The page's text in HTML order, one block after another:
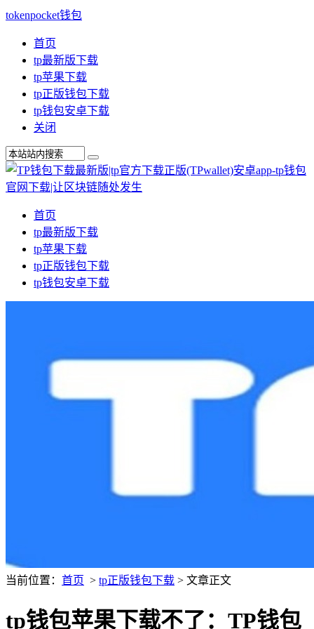
tokenpocket钱包
首页
tp最新版下载
tp苹果下载
tp正版钱包下载
tp钱包安卓下载
关闭
首页
tp最新版下载
tp苹果下载
tp正版钱包下载
tp钱包安卓下载
当前位置： 首页 > tp正版钱包下载 > 文章正文
tp钱包苹果下载不了：TP钱包